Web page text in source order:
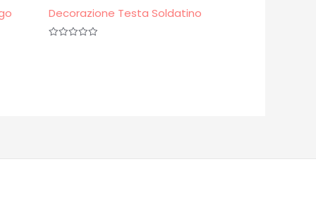
Decorazione Testa Soldatino